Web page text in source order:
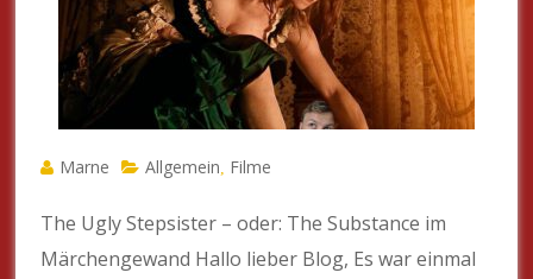
Marne Allgemein Filme
The Ugly Stepsister – oder: The Substance im
Märchengewand Hallo lieber Blog, Es war einmal